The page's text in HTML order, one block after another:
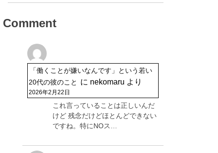
Comment
「働くことが嫌いなんです」という若い
20代の彼のこと
に nekomaru より
2026年2月22日
これ言っていることは正しいんだ
けど 残念だけどほとんどできない
ですね。特にNOス…